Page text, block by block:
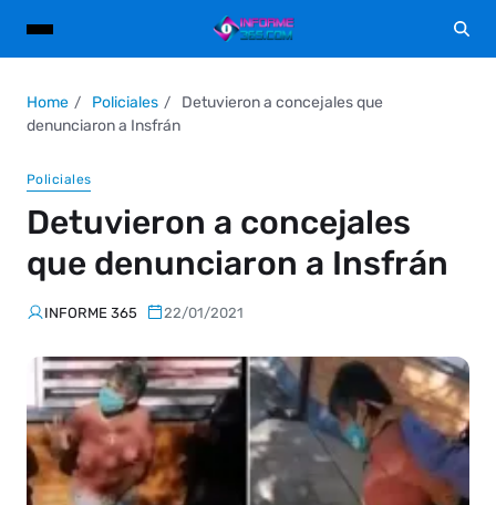
Home Policiales
Detuvieron a concejales que
denunciaron a Insfrán
Policiales
Detuvieron a concejales
que denunciaron a Insfrán
INFORME 365 22/01/2021